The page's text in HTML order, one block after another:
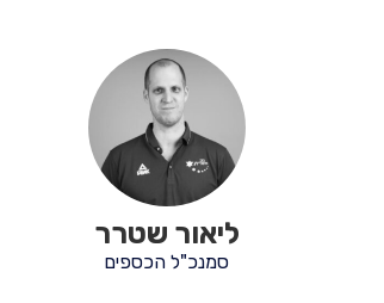
ליאור שטרר
סמנכ"ל הכספים